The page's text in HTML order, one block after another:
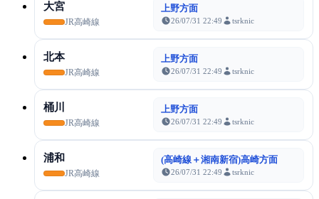
大宮
JR高崎線
上野方面
26/07/31 22:49 tsrknic
北本
JR高崎線
上野方面
26/07/31 22:49 tsrknic
桶川
JR高崎線
上野方面
26/07/31 22:49 tsrknic
浦和
JR高崎線
(高崎線＋湘南新宿)高崎方面
26/07/31 22:49 tsrknic